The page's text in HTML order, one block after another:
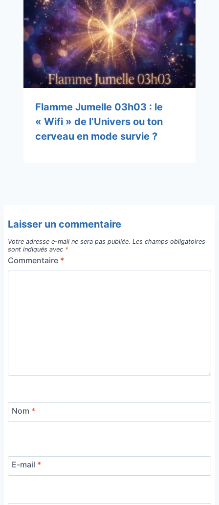
Flamme Jumelle 03h03 : le
« Wifi » de l’Univers ou ton
cerveau en mode survie ?
Laisser un commentaire
Votre adresse e-mail ne sera pas publiée. Les champs obligatoires
sont indiqués avec *
Commentaire *
Nom *
E-mail *